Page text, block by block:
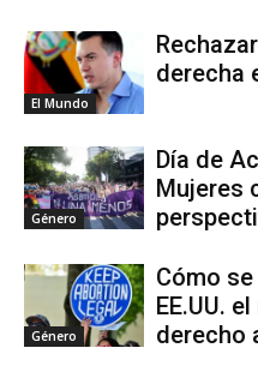
El Mundo
derecha
Género
Día de
Mujeres
Género
Cómo
EE.UU.
derecho